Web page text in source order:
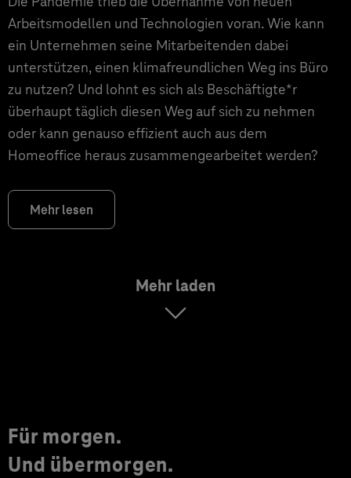
Arbeitsmodellen und Technologien voran. Wie kann
ein Unternehmen seine Mitarbeitenden dabei
unterstützen, einen klimafreundlichen Weg ins Büro
zu nutzen? Und lohnt es sich als Beschäftigte*r
überhaupt täglich diesen Weg auf sich zu nehmen
oder kann genauso effizient auch aus dem
Homeoffice heraus zusammengearbeitet werden?
Mehr lesen
Mehr laden
Für morgen.
Und übermorgen.